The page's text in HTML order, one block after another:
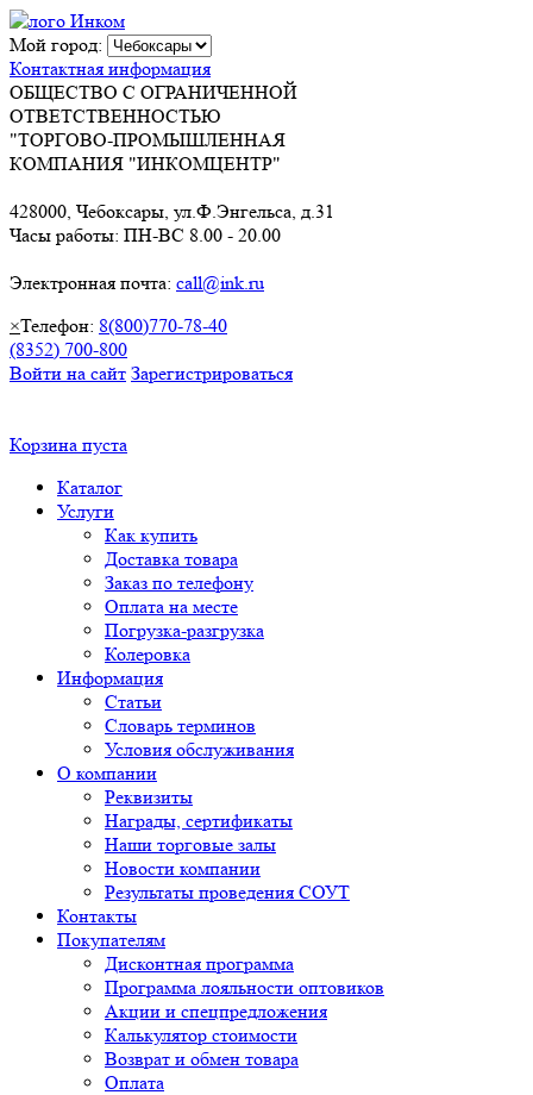
Мой город:
Контактная информация
ОБЩЕСТВО С ОГРАНИЧЕННОЙ
ОТВЕТСТВЕННОСТЬЮ
"ТОРГОВО-ПРОМЫШЛЕННАЯ
КОМПАНИЯ "ИНКОМЦЕНТР"
428000, Чебоксары, ул.Ф.Энгельса, д.31
Часы работы: ПН-ВС 8.00 - 20.00
Электронная почта: call@ink.ru
×Телефон: 8(800)770-78-40
(8352) 700-800
Войти на сайт Зарегистрироваться
Корзина пуста
Каталог
Услуги
Как купить
Доставка товара
Заказ по телефону
Оплата на месте
Погрузка-разгрузка
Колеровка
Информация
Статьи
Словарь терминов
Условия обслуживания
О компании
Реквизиты
Награды, сертификаты
Наши торговые залы
Новости компании
Результаты проведения СОУТ
Контакты
Покупателям
Дисконтная программа
Программа лояльности оптовиков
Акции и спецпредложения
Калькулятор стоимости
Возврат и обмен товара
Оплата